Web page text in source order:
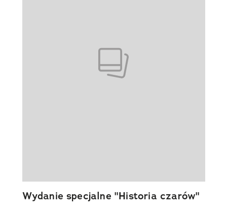
Wydanie specjalne "Historia czarów"